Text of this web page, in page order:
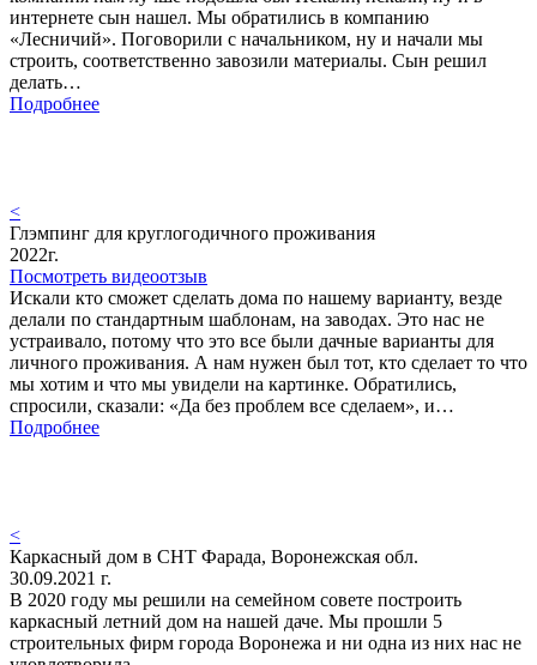
интернете сын нашел. Мы обратились в компанию
«Лесничий». Поговорили с начальником, ну и начали мы
строить, соответственно завозили материалы. Сын решил
делать…
Подробнее
<
Глэмпинг для круглогодичного проживания
2022г.
Посмотреть видеоотзыв
Искали кто сможет сделать дома по нашему варианту, везде
делали по стандартным шаблонам, на заводах. Это нас не
устраивало, потому что это все были дачные варианты для
личного проживания. А нам нужен был тот, кто сделает то что
мы хотим и что мы увидели на картинке. Обратились,
спросили, сказали: «Да без проблем все сделаем», и…
Подробнее
<
Каркасный дом в СНТ Фарада, Воронежская обл.
30.09.2021 г.
В 2020 году мы решили на семейном совете построить
каркасный летний дом на нашей даче. Мы прошли 5
строительных фирм города Воронежа и ни одна из них нас не